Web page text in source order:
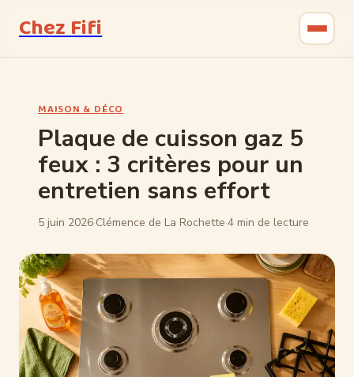
Chez Fifi
Bricolage
Jardinage
MAISON & DÉCO
Plaque de cuisson gaz 5
feux : 3 critères pour un
entretien sans effort
5 juin 2026·Clémence de La Rochette·4 min de lecture